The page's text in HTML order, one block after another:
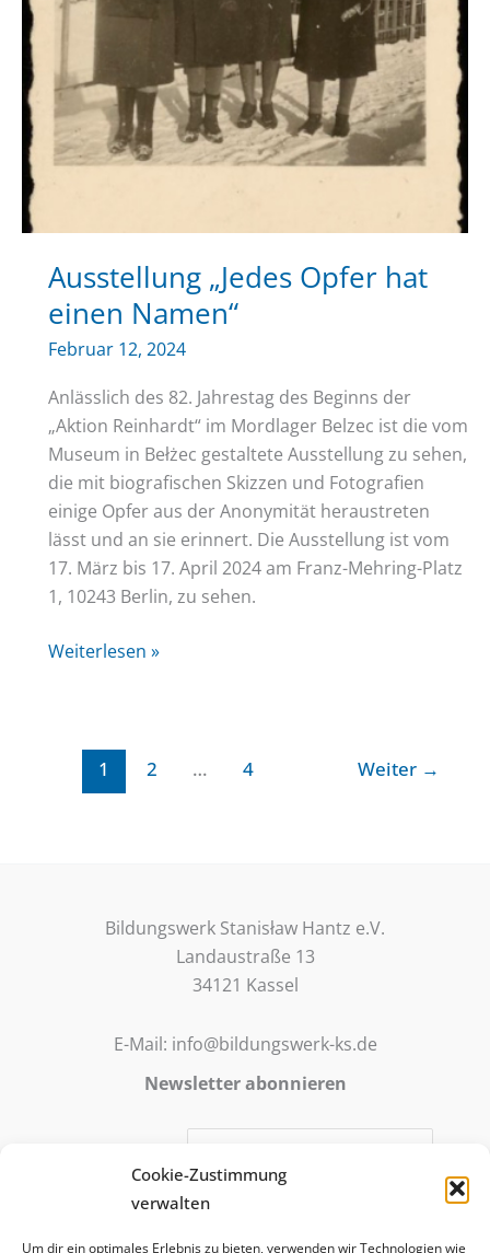
Cookie-Zustimmung
verwalten
Um dir ein optimales Erlebnis zu bieten, verwenden wir Technologien wie
Ausstellung „Jedes Opfer hat
einen Namen“
Februar 12, 2024
Anlässlich des 82. Jahrestag des Beginns der
„Aktion Reinhardt“ im Mordlager Belzec ist die vom
Museum in Bełżec gestaltete Ausstellung zu sehen,
die mit biografischen Skizzen und Fotografien
einige Opfer aus der Anonymität heraustreten
lässt und an sie erinnert. Die Ausstellung ist vom
17. März bis 17. April 2024 am Franz-Mehring-Platz
1, 10243 Berlin, zu sehen.
Ausstellung
Namen“
Weiterlesen »
1 2 … 4 Weiter →
Bildungswerk Stanisław Hantz e.V.
Landaustraße 13
34121 Kassel
E-Mail: info@bildungswerk-ks.de
Newsletter abonnieren